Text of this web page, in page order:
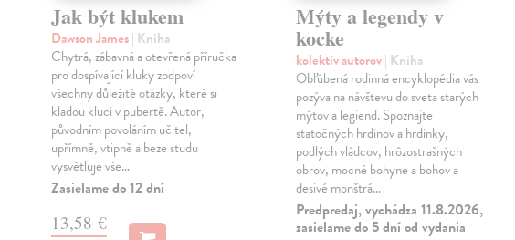
Jak být klukem
Dawson James| Kniha
Chytrá, zábavná a otevřená příručka
pro dospívající kluky zodpoví
všechny důležité otázky, které si
kladou kluci v pubertě. Autor,
původním povoláním učitel,
upřímně, vtipně a beze studu
vysvětluje vše…
Zasielame do 12 dní
13,58 €
Mýty a legendy v
kocke
kolektív autorov| Kniha
Obľúbená rodinná encyklopédia vás
pozýva na návštevu do sveta starých
mýtov a legiend. Spoznajte
statočných hrdinov a hrdinky,
podlých vládcov, hrôzostrašných
obrov, mocné bohyne a bohov a
desivé monštrá…
Predpredaj, vychádza 11.8.2026,
zasielame do 5 dní od vydania